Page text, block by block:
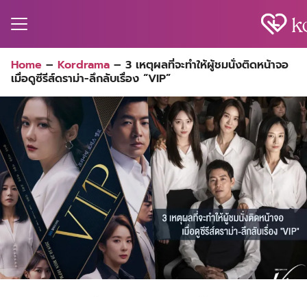
Search
for:
Home – Kordrama – 3 เหตุผลที่จะทำให้ผู้ชมนั่งติดหน้าจอ
เมื่อดูซีรีส์ดราม่า-ลึกลับเรื่อง “VIP”